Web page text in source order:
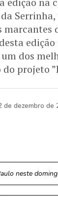
Serrinha,
dos
projeto
de dezembro de
neste